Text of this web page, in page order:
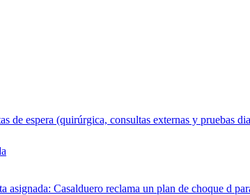
espera (quirúrgica, consultas externas y pruebas
Casalduero reclama un plan de choque d